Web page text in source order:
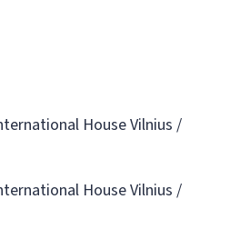
House Vilnius /
House Vilnius /